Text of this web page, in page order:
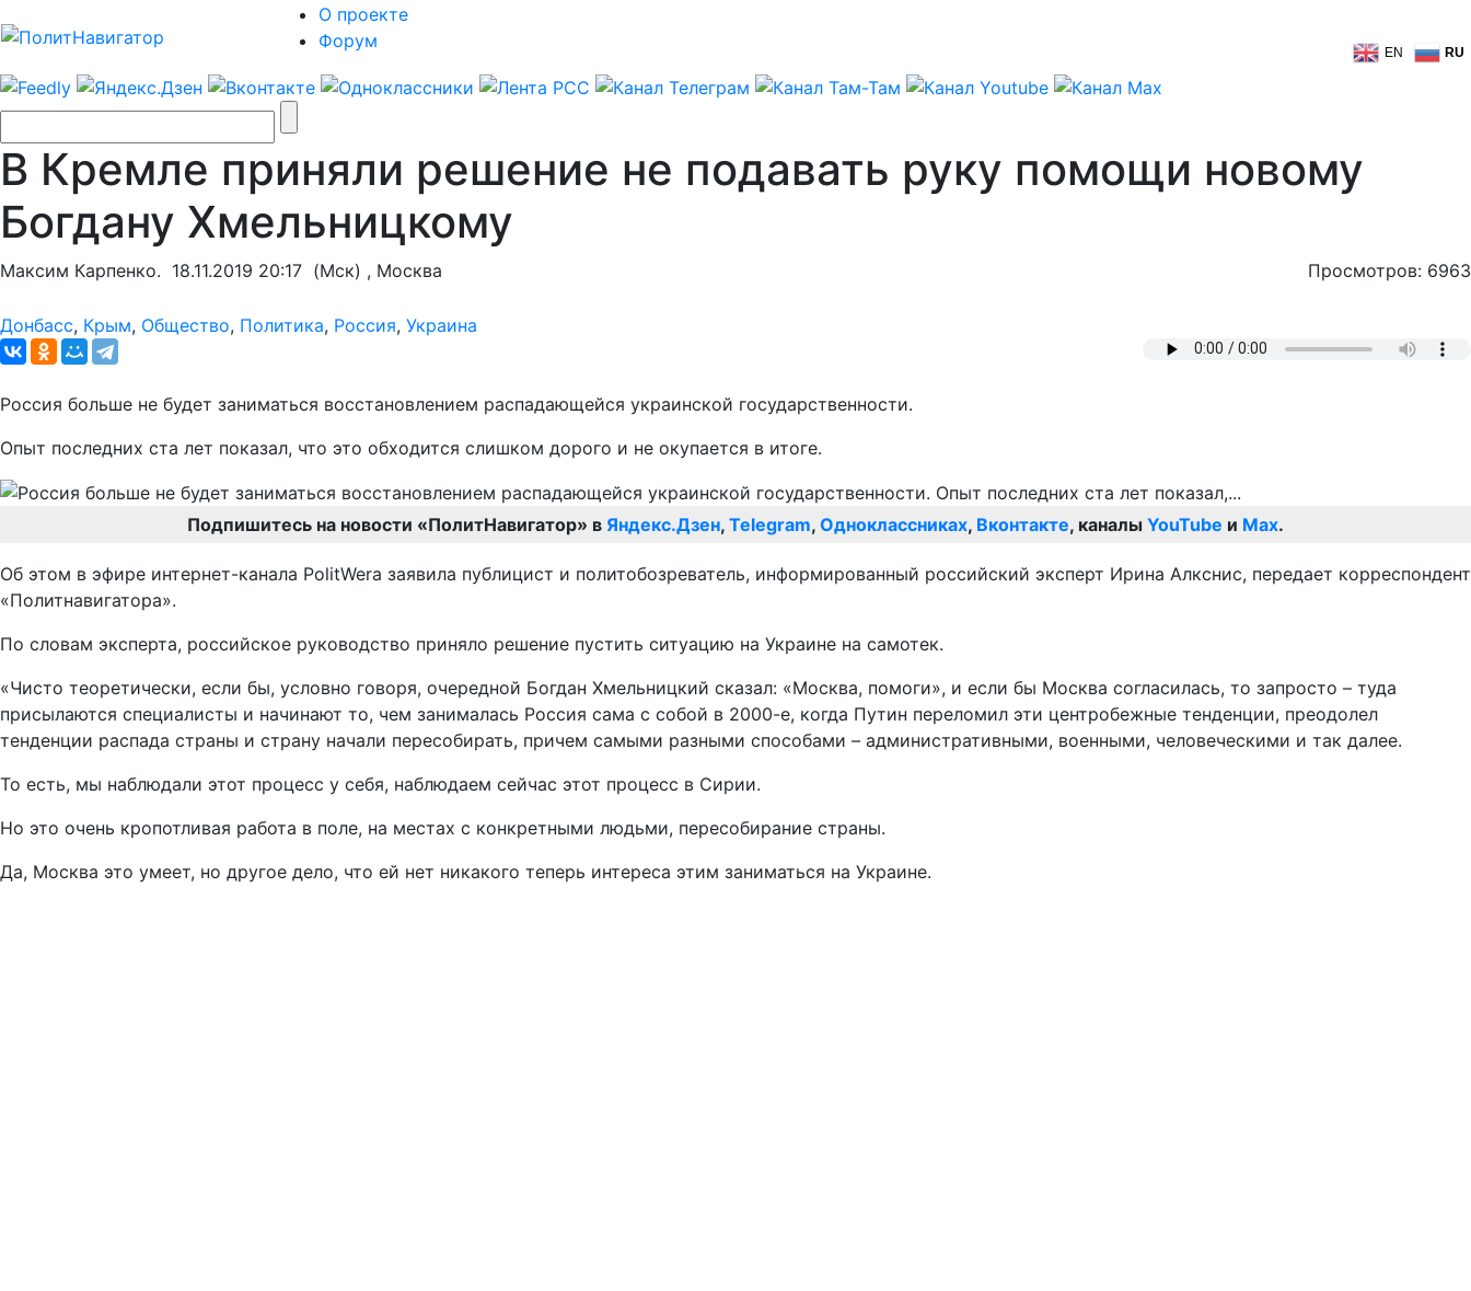
О проекте
Форум
EN RU
В Кремле приняли решение не подавать руку помощи новому
Богдану Хмельницкому
Максим Карпенко. 18.11.2019 20:17 (Мск) , Москва Просмотров: 6963
Донбасс, Крым, Общество, Политика, Россия, Украина
Россия больше не будет заниматься восстановлением распадающейся украинской государственности.
Опыт последних ста лет показал, что это обходится слишком дорого и не окупается в итоге.
Подпишитесь на новости «ПолитНавигатор» в Яндекс.Дзен, Telegram, Одноклассниках, Вконтакте, каналы YouTube и Max.
Об этом в эфире интернет-канала PolitWera заявила публицист и политобозреватель, информированный российский эксперт Ирина Алкснис, передает корреспондент
«Политнавигатора».
По словам эксперта, российское руководство приняло решение пустить ситуацию на Украине на самотек.
«Чисто теоретически, если бы, условно говоря, очередной Богдан Хмельницкий сказал: «Москва, помоги», и если бы Москва согласилась, то запросто – туда
присылаются специалисты и начинают то, чем занималась Россия сама с собой в 2000-е, когда Путин переломил эти центробежные тенденции, преодолел
тенденции распада страны и страну начали пересобирать, причем самыми разными способами – административными, военными, человеческими и так далее.
То есть, мы наблюдали этот процесс у себя, наблюдаем сейчас этот процесс в Сирии.
Но это очень кропотливая работа в поле, на местах с конкретными людьми, пересобирание страны.
Да, Москва это умеет, но другое дело, что ей нет никакого теперь интереса этим заниматься на Украине.